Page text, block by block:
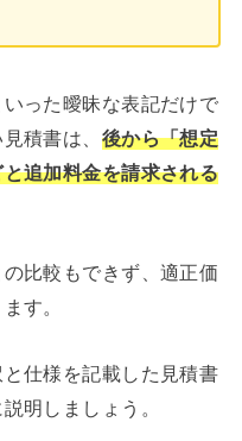
いった曖昧な表記だけで
積書は、 後から「想定
追加料金を請求される
比較もできず、適正価
す。
仕様を記載した見積書
明しましょう。